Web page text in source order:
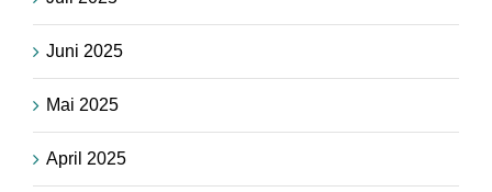
Juni 2025
Mai 2025
April 2025